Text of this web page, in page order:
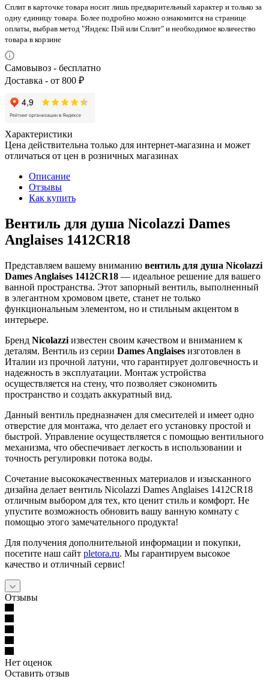
Сплит в карточке товара носит лишь предварительный характер и только за
одну единицу товара. Более подробно можно ознакомится на странице
оплаты, выбрав метод "Яндекс Пэй или Сплит" и необходимое количество
товара в корзине
Самовывоз - бесплатно
Доставка - от 800 ₽
Характеристики
Цена действительна только для интернет-магазина и может
отличаться от цен в розничных магазинах
Описание
Отзывы
Как купить
Вентиль для душа Nicolazzi Dames
Anglaises 1412CR18
Представляем вашему вниманию вентиль для душа Nicolazzi
Dames Anglaises 1412CR18 — идеальное решение для вашего
ванной пространства. Этот запорный вентиль, выполненный
в элегантном хромовом цвете, станет не только
функциональным элементом, но и стильным акцентом в
интерьере.
Бренд Nicolazzi известен своим качеством и вниманием к
деталям. Вентиль из серии Dames Anglaises изготовлен в
Италии из прочной латуни, что гарантирует долговечность и
надежность в эксплуатации. Монтаж устройства
осуществляется на стену, что позволяет сэкономить
пространство и создать аккуратный вид.
Данный вентиль предназначен для смесителей и имеет одно
отверстие для монтажа, что делает его установку простой и
быстрой. Управление осуществляется с помощью вентильного
механизма, что обеспечивает легкость в использовании и
точность регулировки потока воды.
Сочетание высококачественных материалов и изысканного
дизайна делает вентиль Nicolazzi Dames Anglaises 1412CR18
отличным выбором для тех, кто ценит стиль и комфорт. Не
упустите возможность обновить вашу ванную комнату с
помощью этого замечательного продукта!
Для получения дополнительной информации и покупки,
посетите наш сайт pletora.ru. Мы гарантируем высокое
качество и отличный сервис!
Отзывы
Нет оценок
Оставить отзыв